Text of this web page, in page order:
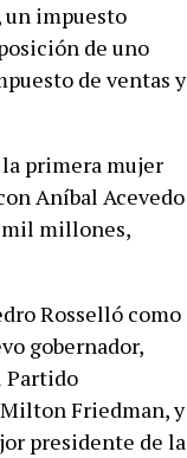
un impuesto
de uno
de ventas y
primera mujer
Aníbal Acevedo
mil millones,
Rosselló como
gobernador,
Partido
Friedman, y
presidente de la